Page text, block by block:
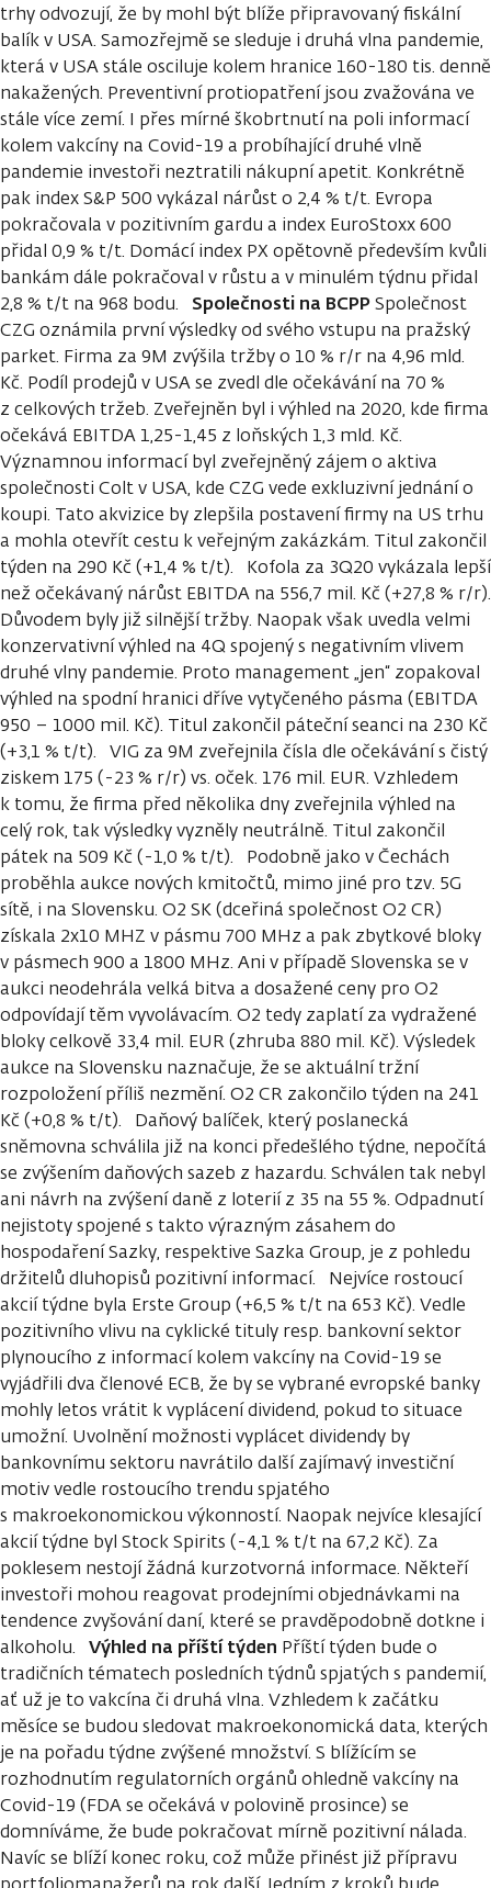
trhy odvozují, že by mohl být blíže připravovaný fiskální
balík v USA. Samozřejmě se sleduje i druhá vlna pandemie,
která v USA stále osciluje kolem hranice 160-180 tis. denně
nakažených. Preventivní protiopatření jsou zvažována ve
stále více zemí. I přes mírné škobrtnutí na poli informací
kolem vakcíny na Covid-19 a probíhající druhé vlně
pandemie investoři neztratili nákupní apetit. Konkrétně
pak index S&P 500 vykázal nárůst o 2,4 % t/t. Evropa
pokračovala v pozitivním gardu a index EuroStoxx 600
přidal 0,9 % t/t. Domácí index PX opětovně především kvůli
bankám dále pokračoval v růstu a v minulém týdnu přidal
2,8 % t/t na 968 bodu. Společnosti na BCPPSpolečnost
CZG oznámila první výsledky od svého vstupu na pražský
parket. Firma za 9M zvýšila tržby o 10 % r/r na 4,96 mld.
Kč. Podíl prodejů v USA se zvedl dle očekávání na 70 %
z celkových tržeb. Zveřejněn byl i výhled na 2020, kde firma
očekává EBITDA 1,25-1,45 z loňských 1,3 mld. Kč.
Významnou informací byl zveřejněný zájem o aktiva
společnosti Colt v USA, kde CZG vede exkluzivní jednání o
koupi. Tato akvizice by zlepšila postavení firmy na US trhu
a mohla otevřít cestu k veřejným zakázkám. Titul zakončil
týden na 290 Kč (+1,4 % t/t). Kofola za 3Q20 vykázala lepší
než očekávaný nárůst EBITDA na 556,7 mil. Kč (+27,8 % r/r).
Důvodem byly již silnější tržby. Naopak však uvedla velmi
konzervativní výhled na 4Q spojený s negativním vlivem
druhé vlny pandemie. Proto management „jen“ zopakoval
výhled na spodní hranici dříve vytyčeného pásma (EBITDA
950 – 1000 mil. Kč). Titul zakončil páteční seanci na 230 Kč
(+3,1 % t/t). VIG za 9M zveřejnila čísla dle očekávání s čistý
ziskem 175 (-23 % r/r) vs. oček. 176 mil. EUR. Vzhledem
k tomu, že firma před několika dny zveřejnila výhled na
celý rok, tak výsledky vyzněly neutrálně. Titul zakončil
pátek na 509 Kč (-1,0 % t/t). Podobně jako v Čechách
proběhla aukce nových kmitočtů, mimo jiné pro tzv. 5G
sítě, i na Slovensku. O2 SK (dceřiná společnost O2 CR)
získala 2x10 MHZ v pásmu 700 MHz a pak zbytkové bloky
v pásmech 900 a 1800 MHz. Ani v případě Slovenska se v
aukci neodehrála velká bitva a dosažené ceny pro O2
odpovídají těm vyvolávacím. O2 tedy zaplatí za vydražené
bloky celkově 33,4 mil. EUR (zhruba 880 mil. Kč). Výsledek
aukce na Slovensku naznačuje, že se aktuální tržní
rozpoložení příliš nezmění. O2 CR zakončilo týden na 241
Kč (+0,8 % t/t). Daňový balíček, který poslanecká
sněmovna schválila již na konci předešlého týdne, nepočítá
se zvýšením daňových sazeb z hazardu. Schválen tak nebyl
ani návrh na zvýšení daně z loterií z 35 na 55 %. Odpadnutí
nejistoty spojené s takto výrazným zásahem do
hospodaření Sazky, respektive Sazka Group, je z pohledu
držitelů dluhopisů pozitivní informací. Nejvíce rostoucí
akcií týdne byla Erste Group (+6,5 % t/t na 653 Kč). Vedle
pozitivního vlivu na cyklické tituly resp. bankovní sektor
plynoucího z informací kolem vakcíny na Covid-19 se
vyjádřili dva členové ECB, že by se vybrané evropské banky
mohly letos vrátit k vyplácení dividend, pokud to situace
umožní. Uvolnění možnosti vyplácet dividendy by
bankovnímu sektoru navrátilo další zajímavý investiční
motiv vedle rostoucího trendu spjatého
s makroekonomickou výkonností. Naopak nejvíce klesající
akcií týdne byl Stock Spirits (-4,1 % t/t na 67,2 Kč). Za
poklesem nestojí žádná kurzotvorná informace. Někteří
investoři mohou reagovat prodejními objednávkami na
tendence zvyšování daní, které se pravděpodobně dotkne i
alkoholu. Výhled na příští týden Příští týden bude o
tradičních tématech posledních týdnů spjatých s pandemií,
ať už je to vakcína či druhá vlna. Vzhledem k začátku
měsíce se budou sledovat makroekonomická data, kterých
je na pořadu týdne zvýšené množství. S blížícím se
rozhodnutím regulatorních orgánů ohledně vakcíny na
Covid-19 (FDA se očekává v polovině prosince) se
domníváme, že bude pokračovat mírně pozitivní nálada.
Navíc se blíží konec roku, což může přinést již přípravu